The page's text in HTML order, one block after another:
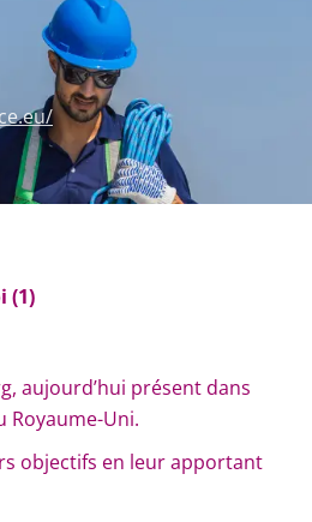
(1)
aujourd’hui présent dans
Royaume-Uni.
objectifs en leur apportant